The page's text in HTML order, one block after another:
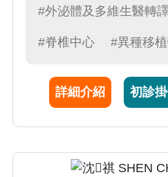
#外泌體及多維生醫轉
#脊椎中心 #異種移
詳細介紹 初診